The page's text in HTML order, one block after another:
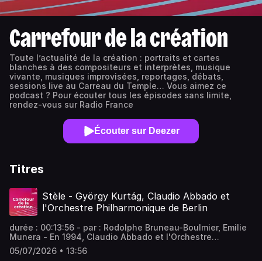
Carrefour de la création
Toute l’actualité de la création : portraits et cartes
blanches à des compositeurs et interprètes, musique
vivante, musiques improvisées, reportages, débats,
sessions live au Carreau du Temple… Vous aimez ce
podcast ? Pour écouter tous les épisodes sans limite,
rendez-vous sur Radio France
Écouter sur Deezer
Titres
Stèle - György Kurtág, Claudio Abbado et
l'Orchestre Philharmonique de Berlin
durée : 00:13:56 - par : Rodolphe Bruneau-Boulmier, Emilie
Munera - En 1994, Claudio Abbado et l'Orchestre
Philharmonique de Berlin créent Stèle, grande pièce
funèbre composée par György Kurtág, musicien hongrois.
05/07/2026 • 13:56